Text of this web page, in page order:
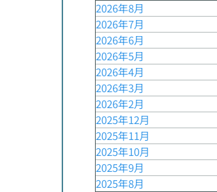
2026年8月
2026年7月
2026年6月
2026年5月
2026年4月
2026年3月
2026年2月
2025年12月
2025年11月
2025年10月
2025年9月
2025年8月